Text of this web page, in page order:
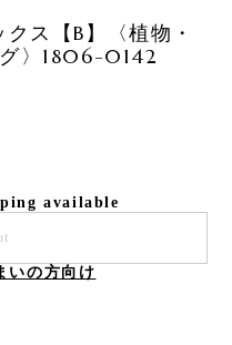
ス【B】〈植物・
〉1806-0142
available
いの方向け